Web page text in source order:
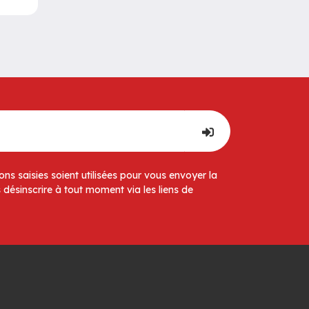
saisies soient utilisées pour vous envoyer la
à tout moment via les liens de